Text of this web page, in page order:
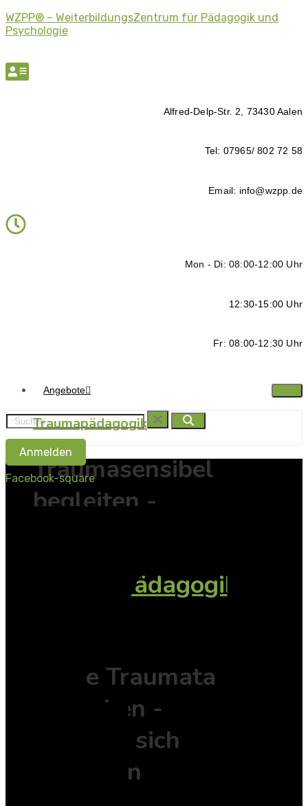
WZPP® – WeiterbildungsZentrum für Pädagogik und
Psychologie
Alfred-Delp-Str. 2, 73430 Aalen
Tel: 07965/ 802 72 58
Email: info@wzpp.de
Mon - Di: 08:00-12:00 Uhr
12:30-15:00 Uhr
Fr: 08:00-12:30 Uhr
Angebote
Traumapädagogik
Traumasensibel
begleiten -
Traumapädagogik
Frühe Traumata
verstehen -
Bindung sicher
gestalten
Anmelden
Facebook-square